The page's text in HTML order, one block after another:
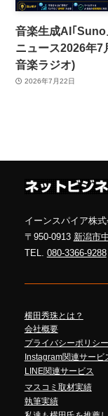
音楽生成AI｢Suno
ニュース2026年7
音楽ラジオ)
2026年7月22日
イーンスパイア株
〒950-0913 新潟市
TEL. 080-3366-9288
横田秀珠とは？
会社概要
プライバシーポリシー
Instagram関連サービ
LINE関連サービス
マスコミ取材実績
執筆実績